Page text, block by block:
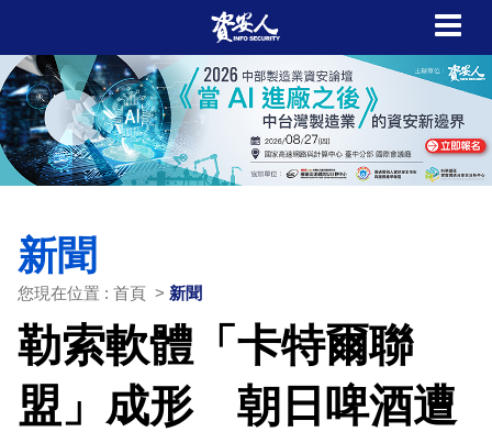
新聞
您現在位置 : 首頁 > 新聞
勒索軟體「卡特爾聯
盟」成形 朝日啤酒遭